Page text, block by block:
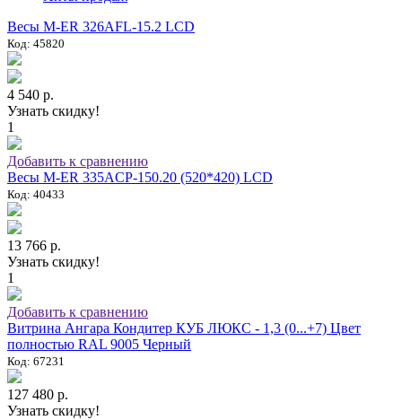
Весы M-ER 326AFL-15.2 LCD
Код: 45820
4 540 р.
Узнать скидку!
1
Добавить к сравнению
Весы M-ER 335ACP-150.20 (520*420) LCD
Код: 40433
13 766 р.
Узнать скидку!
1
Добавить к сравнению
Витрина Ангара Кондитер КУБ ЛЮКС - 1,3 (0...+7) Цвет
полностью RAL 9005 Черный
Код: 67231
127 480 р.
Узнать скидку!